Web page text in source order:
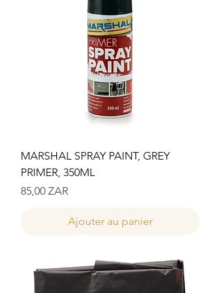
MARSHAL SPRAY PAINT, GREY
PRIMER, 350ML
Prix
85,00 ZAR
Ajouter au panier